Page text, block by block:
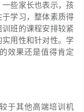
些家长也表示，孩
学习，整体素质得
班的课程安排较紧
用性和针对性。学
效果还是值得肯定
于其他高端培训机